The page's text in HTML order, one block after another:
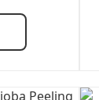
till